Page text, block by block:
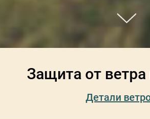
Защита от
Детали